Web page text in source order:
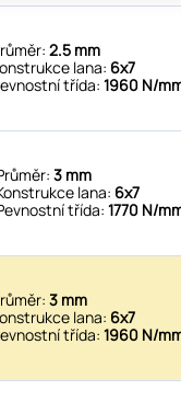
2.5 mm
lana: 6x7
třída: 1960 N/
3 mm
lana: 6x7
třída: 1770 N/
3 mm
lana: 6x7
třída: 1960 N/